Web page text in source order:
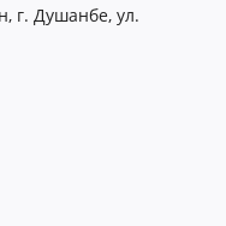
г. Душанбе, ул.